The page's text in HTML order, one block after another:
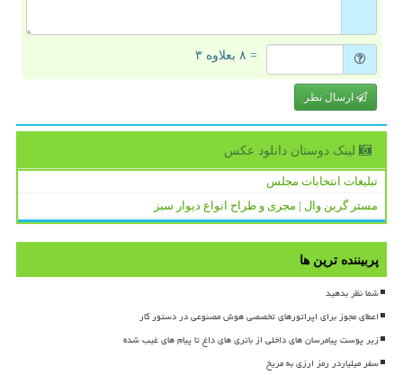
= ۸ بعلاوه ۳
ارسال نظر
لینک دوستان دانلود عكس
تبلیغات انتخابات مجلس
مستر گرین وال | مجری و طراح انواع دیوار سبز
پربیننده ترین ها
شما نظر بدهید
اعطای مجوز برای اپراتورهای تخصصی هوش مصنوعی در دستور کار
زیر پوست پیامرسان های داخلی از باتری های داغ تا پیام های غیب شده
سفر میلیاردر رمز ارزی به مریخ